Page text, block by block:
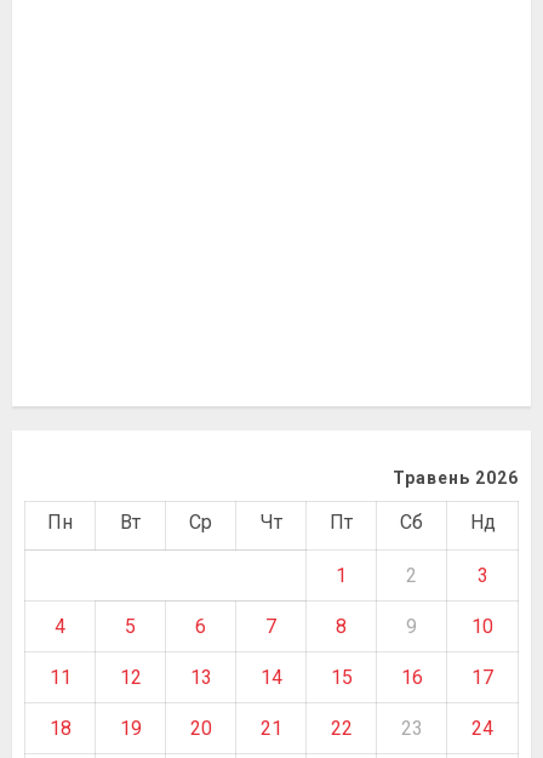
Травень 2026
Пн Вт Ср Чт Пт Сб Нд
1 2 3
4 5 6 7 8 9 10
11 12 13 14 15 16 17
18 19 20 21 22 23 24